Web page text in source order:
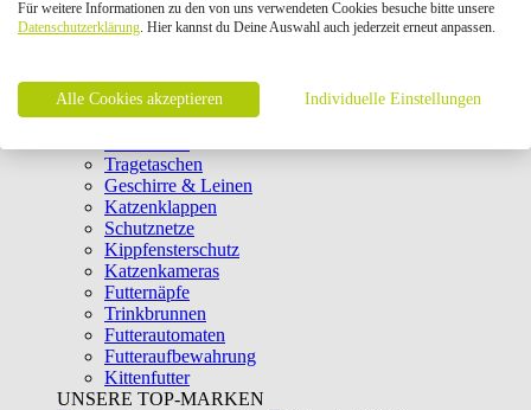
Intelligenzspielzeug
Laserpointer & Elektrospielzeug
Clicker & Target Sticks für Katzen
Weiteres Katzenspielzeug
Transportboxen
Tragetaschen
Geschirre & Leinen
Katzenklappen
Schutznetze
Kippfensterschutz
Katzenkameras
Futternäpfe
Trinkbrunnen
Futterautomaten
Futteraufbewahrung
Kittenfutter
UNSERE TOP-MARKEN
Für weitere Informationen zu den von uns verwendeten Cookies besuche bitte unsere
Datenschutzerklärung. Hier kannst du Deine Auswahl auch jederzeit erneut anpassen.
Alle Cookies akzeptieren Individuelle Einstellungen